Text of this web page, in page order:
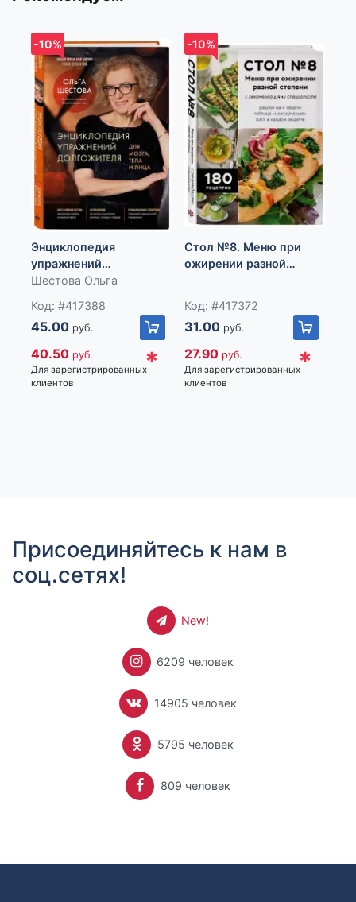
-10%
Энциклопедия
упражнений
долгожителя
Шестова Ольга
Код: #417388
45.00 руб.
40.50 руб.
Для зарегистрированных
клиентов
*
-10%
Стол №8. Меню при
ожирении разной
Код: #417372
31.00 руб.
27.90 руб.
Для зарегистрированных
клиентов
*
Присоединяйтесь к нам в
соц.сетях!
New!
6209 человек
14905 человек
5795 человек
809 человек